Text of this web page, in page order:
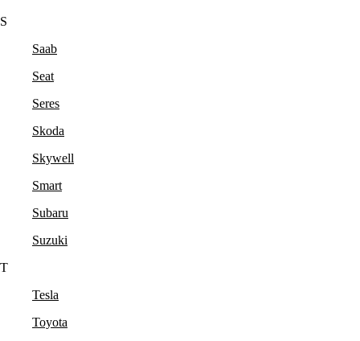
S
Saab
Seat
Seres
Skoda
Skywell
Smart
Subaru
Suzuki
T
Tesla
Toyota